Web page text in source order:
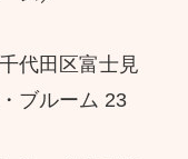
代田区富士見
ブルーム 23